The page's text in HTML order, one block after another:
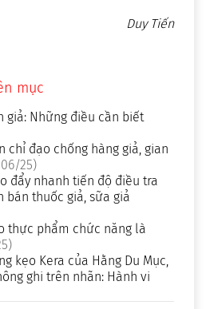
Duy Tiến
mục
giả: Những điều cần biết
chỉ đạo chống hàng giả, gian
25)
đẩy nhanh tiến độ điều tra
bán thuốc giả, sữa giả
thực phẩm chức năng là
kẹo Kera của Hằng Du Mục,
ghi trên nhãn: Hành vi